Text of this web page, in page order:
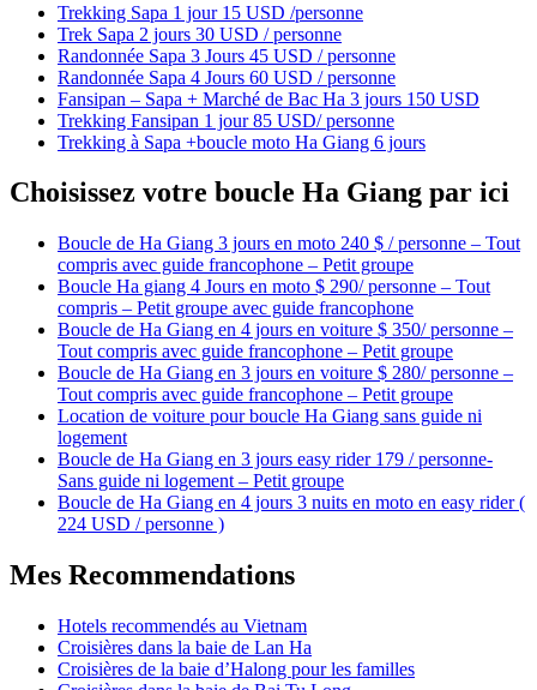
Trekking Sapa 1 jour 15 USD /personne
Trek Sapa 2 jours 30 USD / personne
Randonnée Sapa 3 Jours 45 USD / personne
Randonnée Sapa 4 Jours 60 USD / personne
Fansipan – Sapa + Marché de Bac Ha 3 jours 150 USD
Trekking Fansipan 1 jour 85 USD/ personne
Trekking à Sapa +boucle moto Ha Giang 6 jours
Choisissez votre boucle Ha Giang par ici
Boucle de Ha Giang 3 jours en moto 240 $ / personne – Tout
compris avec guide francophone – Petit groupe
Boucle Ha giang 4 Jours en moto $ 290/ personne – Tout
compris – Petit groupe avec guide francophone
Boucle de Ha Giang en 4 jours en voiture $ 350/ personne –
Tout compris avec guide francophone – Petit groupe
Boucle de Ha Giang en 3 jours en voiture $ 280/ personne –
Tout compris avec guide francophone – Petit groupe
Location de voiture pour boucle Ha Giang sans guide ni
logement
Boucle de Ha Giang en 3 jours easy rider 179 / personne-
Sans guide ni logement – Petit groupe
Boucle de Ha Giang en 4 jours 3 nuits en moto en easy rider (
224 USD / personne )
Mes Recommendations
Hotels recommendés au Vietnam
Croisières dans la baie de Lan Ha
Croisières de la baie d’Halong pour les familles